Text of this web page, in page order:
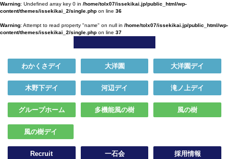
Warning: Undefined array key 0 in /home/tolx07/issekikai.jp/public_html/wp-
content/themes/issekikai_2/single.php on line 36
Warning: Attempt to read property "name" on null in /home/tolx07/issekikai.jp/public_html/wp-
content/themes/issekikai_2/single.php on line 37
わかくさデイ 大洋園 大洋園デイ
木野下デイ 河辺デイ 滝ノ上デイ
グループホーム 多機能風の樹 風の樹
風の樹デイ
Recruit 一石会 採用情報